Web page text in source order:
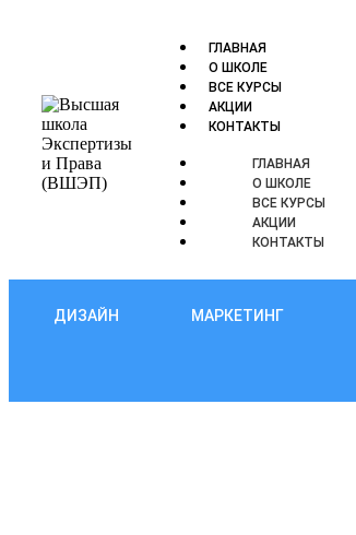
ГЛАВНАЯ
О ШКОЛЕ
ВСЕ КУРСЫ
АКЦИИ
КОНТАКТЫ
ГЛАВНАЯ
О ШКОЛЕ
ВСЕ КУРСЫ
АКЦИИ
КОНТАКТЫ
ДИЗАЙН МАРКЕТИНГ